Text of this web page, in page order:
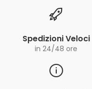
Spedizioni Veloci
in 24/48 ore